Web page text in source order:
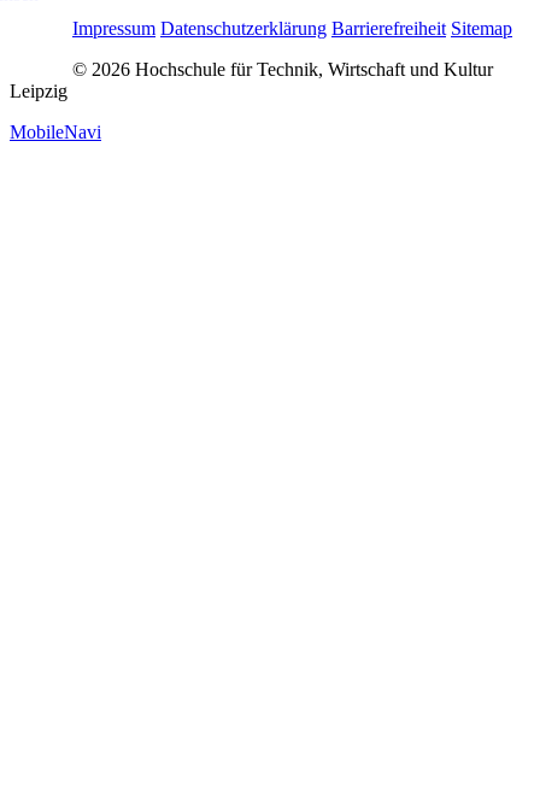
Impressum Datenschutzerklärung Barrierefreiheit Sitemap
© 2026 Hochschule für Technik, Wirtschaft und Kultur
Leipzig
MobileNavi